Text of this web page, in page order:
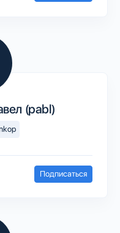
(pabl)
Подписаться